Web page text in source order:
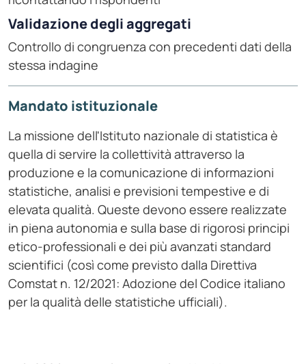
Validazione degli aggregati
Controllo di congruenza con precedenti dati della
stessa indagine
Mandato istituzionale
La missione dell'Istituto nazionale di statistica è
quella di servire la collettività attraverso la
produzione e la comunicazione di informazioni
statistiche, analisi e previsioni tempestive e di
elevata qualità. Queste devono essere realizzate
in piena autonomia e sulla base di rigorosi principi
etico-professionali e dei più avanzati standard
scientifici (così come previsto dalla Direttiva
Comstat n. 12/2021: Adozione del Codice italiano
per la qualità delle statistiche ufficiali).